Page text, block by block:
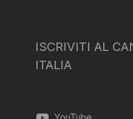
ISCRIVITI AL
ITALIA